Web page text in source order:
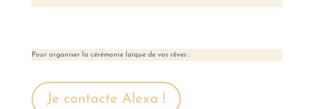
Pour organiser la cérémonie laïque de vos rêves :
Je contacte Alexa !